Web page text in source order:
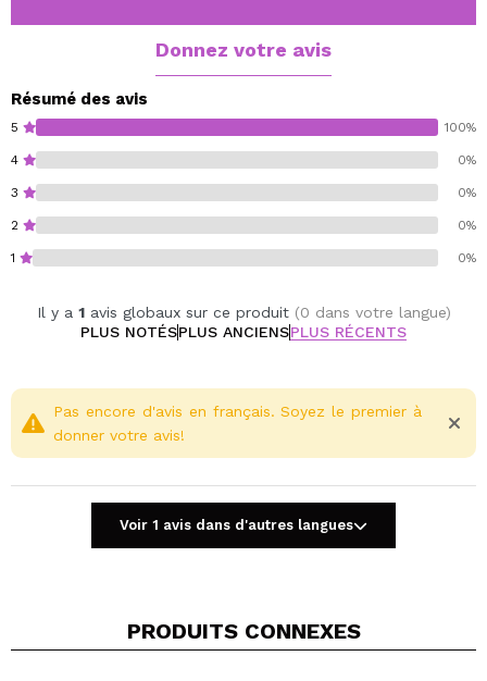
Donnez votre avis
Résumé des avis
5 100%
4 0%
3 0%
2 0%
1 0%
Il y a 1avis globaux sur ce produit (0 dans votre langue)
PLUS NOTÉSPLUS ANCIENSPLUS RÉCENTS
Partager une vidéo ou une photo
Pas encore d'avis en français. Soyez le premier à
donner votre avis!
Voir 1 avis dans d'autres langues
PRODUITS CONNEXES